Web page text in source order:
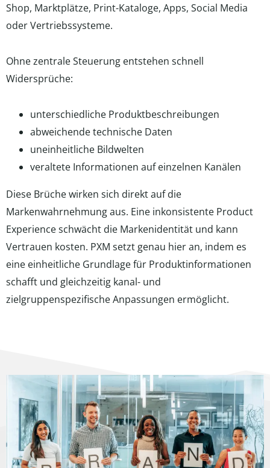
Shop, Marktplätze, Print-Kataloge, Apps, Social Media
oder Vertriebssysteme.
Ohne zentrale Steuerung entstehen schnell
Widersprüche:
unterschiedliche Produktbeschreibungen
abweichende technische Daten
uneinheitliche Bildwelten
veraltete Informationen auf einzelnen Kanälen
Diese Brüche wirken sich direkt auf die
Markenwahrnehmung aus. Eine inkonsistente Product
Experience schwächt die Markenidentität und kann
Vertrauen kosten. PXM setzt genau hier an, indem es
eine einheitliche Grundlage für Produktinformationen
schafft und gleichzeitig kanal- und
zielgruppenspezifische Anpassungen ermöglicht.